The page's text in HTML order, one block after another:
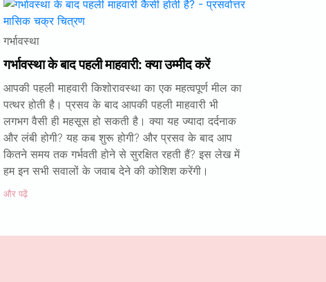
गर्भावस्था
गर्भावस्था के बाद पहली माहवारी: क्या उम्मीद करें
आपकी पहली माहवारी किशोरावस्था का एक महत्वपूर्ण मील का
पत्थर होती है। प्रसव के बाद आपकी पहली माहवारी भी
लगभग वैसी ही महसूस हो सकती है। क्या यह ज्यादा दर्दनाक
और लंबी होगी? यह कब शुरू होगी? और प्रसव के बाद आप
कितने समय तक गर्भवती होने से सुरक्षित रहती हैं? इस लेख में
हम इन सभी सवालों के जवाब देने की कोशिश करेंगी।
और पढ़ें